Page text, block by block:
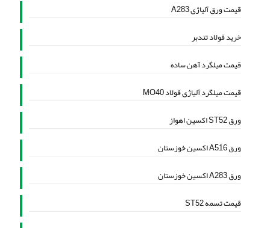
قیمت ورق آلیاژی A283
خرید فولاد تندبر
قیمت میلگرد آهن ساده
قیمت میلگرد آلیاژی فولاد MO40
ورق ST52 اکسین اهواز
ورق A516 اکسین خوزستان
ورق A283 اکسین خوزستان
قیمت تسمه ST52